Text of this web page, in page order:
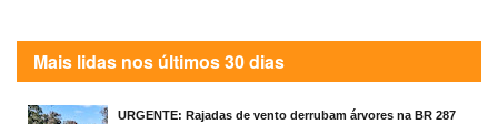
Mais lidas nos últimos 30 dias
URGENTE: Rajadas de vento derrubam árvores na BR 287